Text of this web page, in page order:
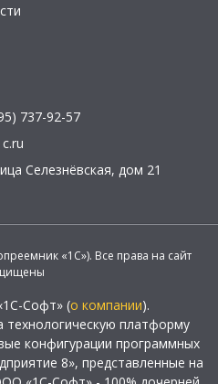
737-92-57
Селезнёвская, дом 21
«1С»). Все права на сайт
Софт» (о компании).
платформу
конфигурации программных
8», представленные на